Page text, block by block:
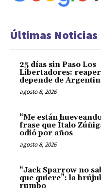
Últimas Noticias
25 días sin Paso Los
Libertadores:
depende de
agosto 8, 2026
“Me están
frase que Ítalo
odió por años
agosto 8, 2026
“Jack Sparrow no
que quiere”: la
rumbo